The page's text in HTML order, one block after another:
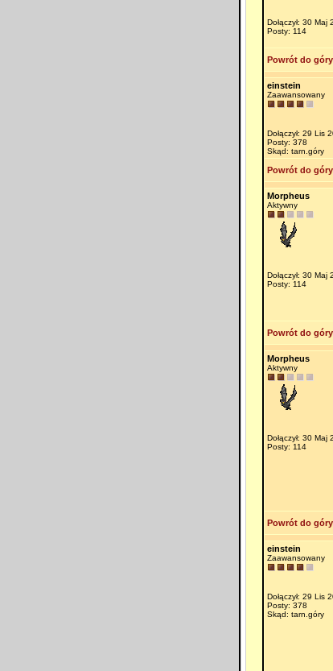
Dołączył: 30 Maj
Posty: 114
Powrót do góry
einstein
Zaawansowany
Dołączył: 29 Lis
Posty: 378
Skąd: tarn.góry
Powrót do góry
Morpheus
Aktywny
Dołączył: 30 Maj
Posty: 114
Powrót do góry
Morpheus
Aktywny
Dołączył: 30 Maj
Posty: 114
Powrót do góry
einstein
Zaawansowany
Dołączył: 29 Lis
Posty: 378
Skąd: tarn.góry